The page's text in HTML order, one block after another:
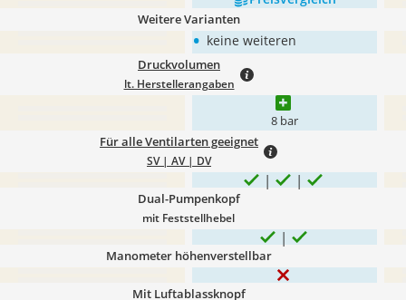
Weitere Varianten
• keine weiteren
Druckvolumen
lt. Herstellerangaben
8 bar
Für alle Ventilarten geeignet
SV | AV | DV
Dual-Pumpenkopf
mit Feststellhebel
Manometer höhenverstellbar
Mit Luftablassknopf